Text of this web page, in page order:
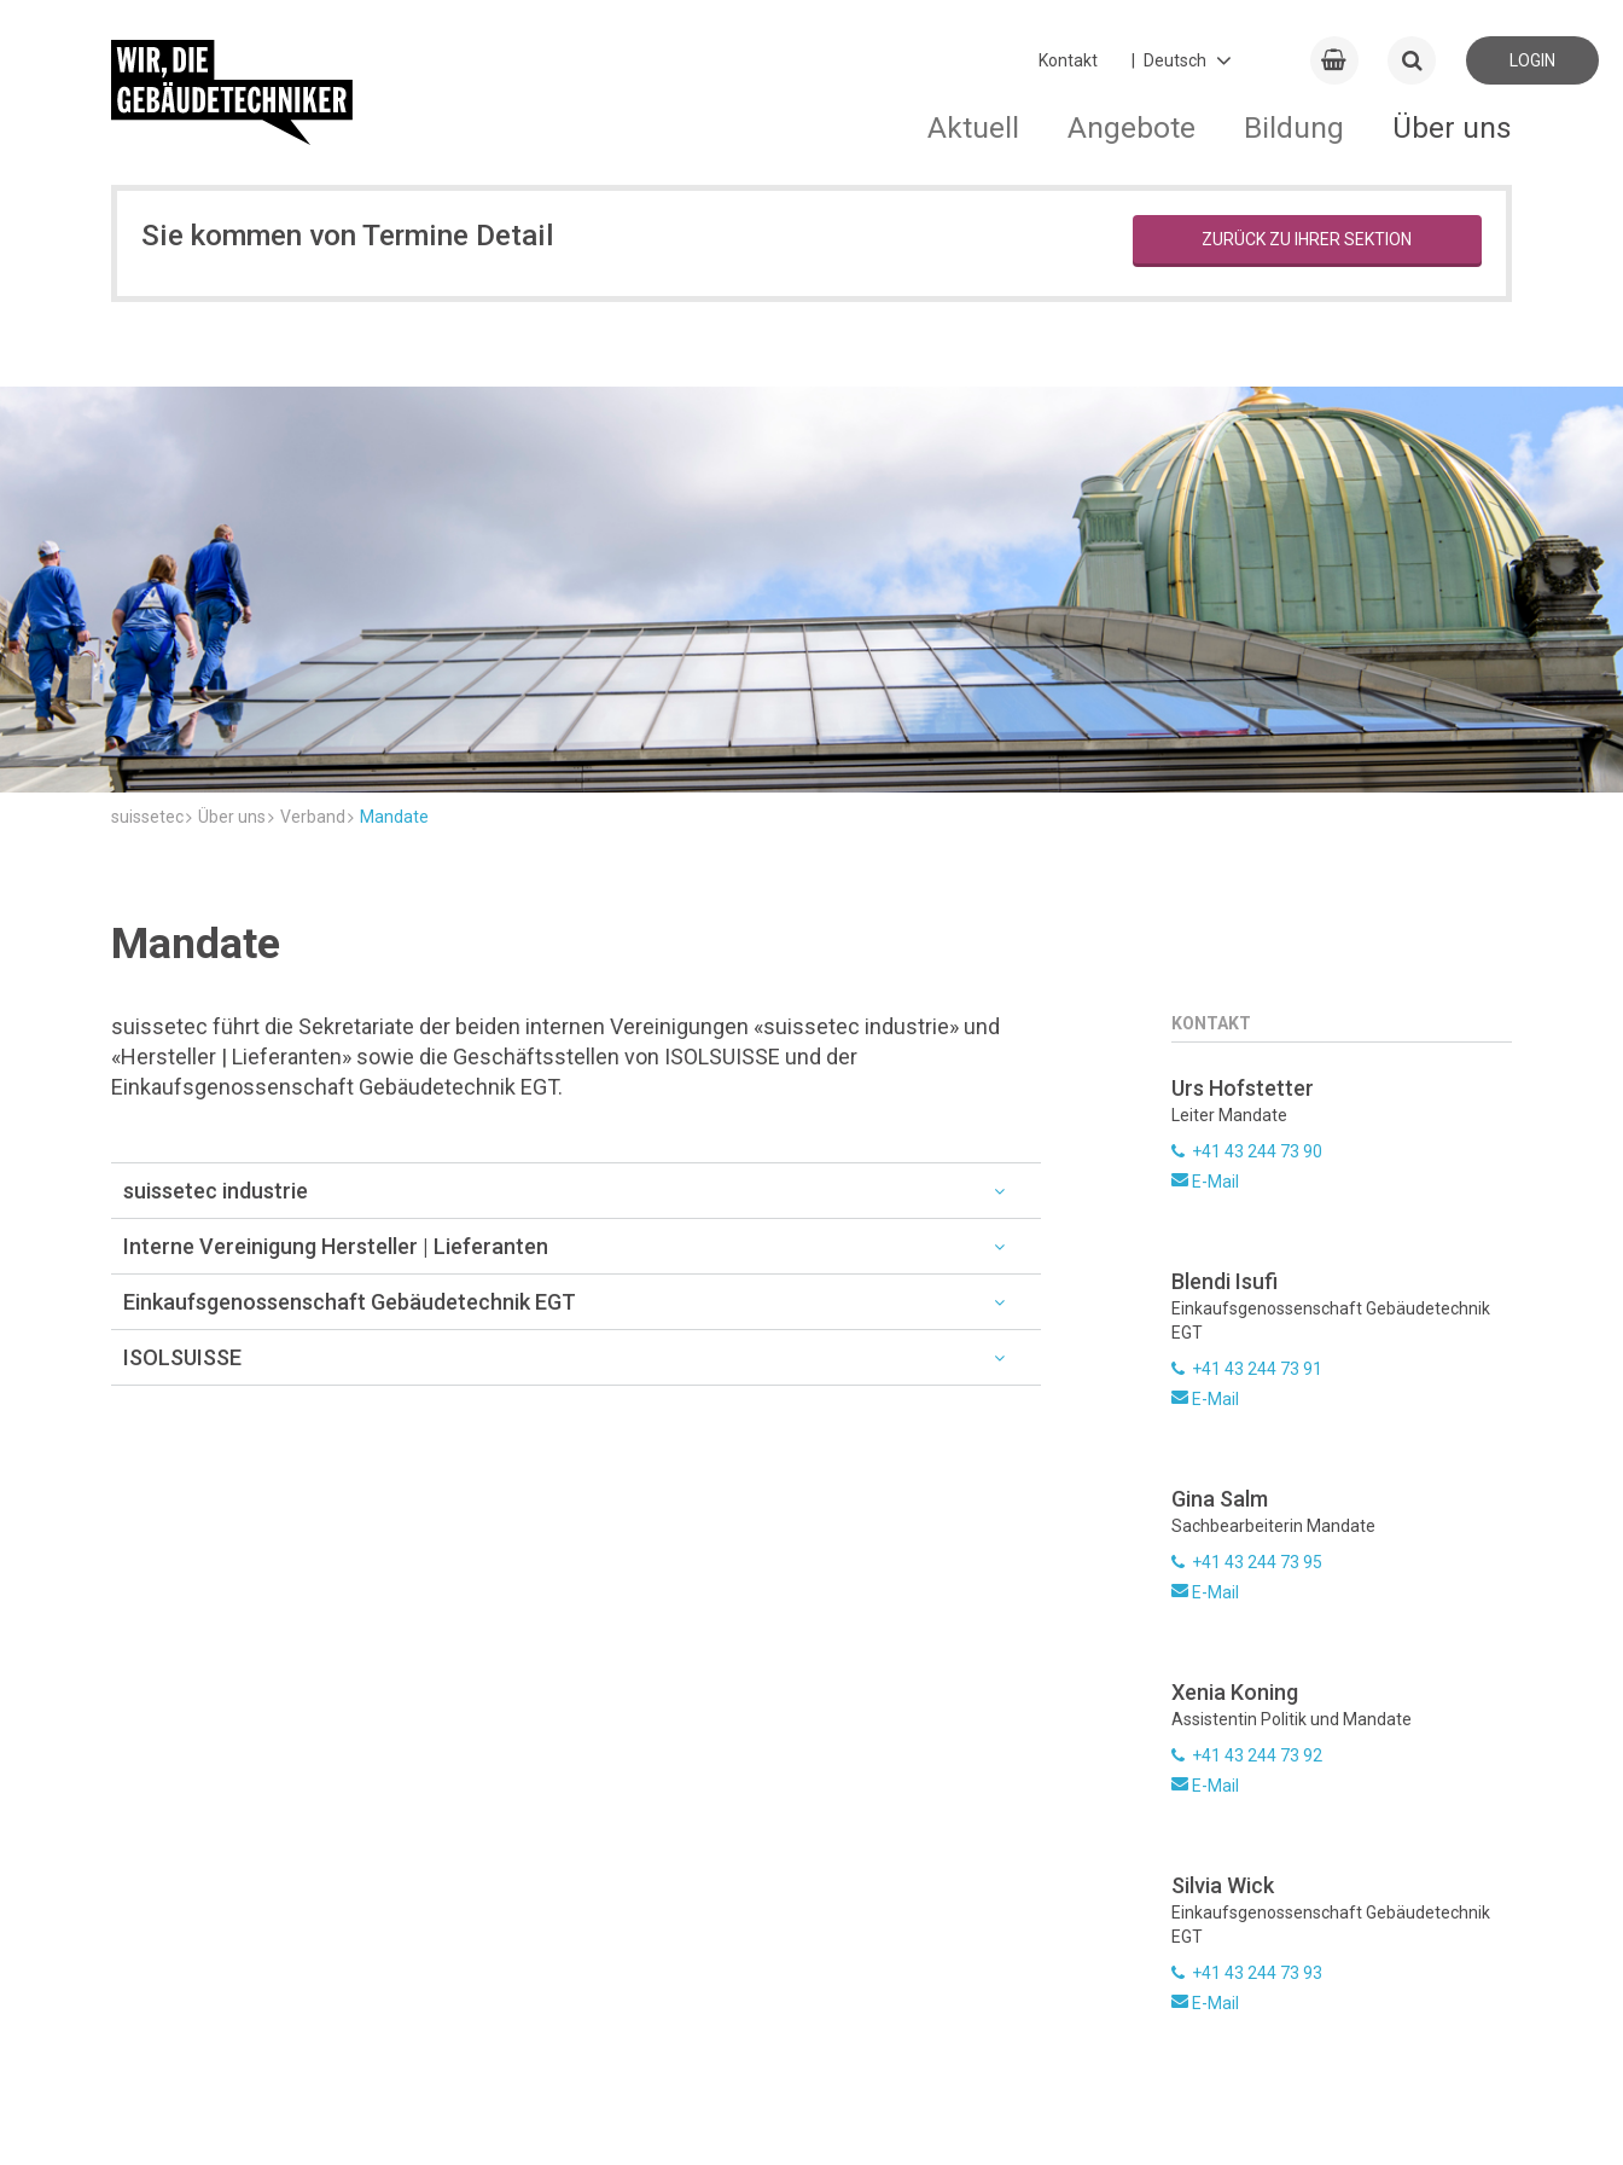
Kontakt LOGIN
Aktuell Angebote Bildung Über uns
Sie kommen von Termine Detail ZURÜCK ZU IHRER SEKTION
suissetec Über uns Verband Mandate
Mandate
suissetec führt die Sekretariate der beiden internen Vereinigungen «suissetec industrie» und
«Hersteller | Lieferanten» sowie die Geschäftsstellen von ISOLSUISSE und der
Einkaufsgenossenschaft Gebäudetechnik EGT.
suissetec industrie
Interne Vereinigung Hersteller | Lieferanten
Einkaufsgenossenschaft Gebäudetechnik EGT
ISOLSUISSE
KONTAKT
Urs Hofstetter
Leiter Mandate
+41 43 244 73 90
E-Mail
Blendi Isufi
Einkaufsgenossenschaft Gebäudetechnik
EGT
+41 43 244 73 91
E-Mail
Gina Salm
Sachbearbeiterin Mandate
+41 43 244 73 95
E-Mail
Xenia Koning
Assistentin Politik und Mandate
+41 43 244 73 92
E-Mail
Silvia Wick
Einkaufsgenossenschaft Gebäudetechnik
EGT
+41 43 244 73 93
E-Mail